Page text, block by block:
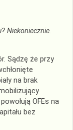
Niekoniecznie.
Sądzę że przy
na brak
OFEs na
bez